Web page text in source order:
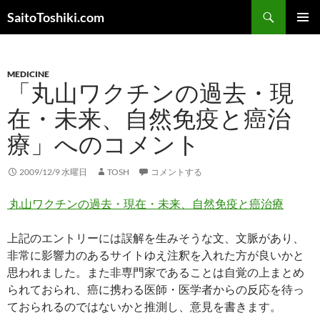
ン
ツ
ス
キ
ッ
SaitoToshiki.com
索
MEDICINE
「丸山ワクチンの過去・現
在・未来、自然免疫と癌治
療」へのコメント
2009/12/9 水曜日 TOSH コメントする
丸山ワクチンの過去・現在・未来、自然免疫と癌治療
上記のエントリーには誤解を生みそうな文、文脈があり、
非常に影響力のあるサイトゆえ注釈を入れた方が良いかと
思われました。また非専門家であることは自覚の上まとめ
られておられ、癌に携わる医師・医学者からの反応を待っ
ておられるのではないかと推測し、意見を書きます。